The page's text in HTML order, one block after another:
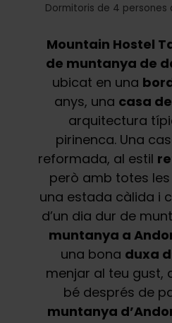
Dormitoris de 4 persones
Mountain Hostel
de muntanya de
ubicat en una
anys, una casa
arquitectura
pirinenca. Una
reformada, al estil
però amb totes
una estada càlida i
d’un dia dur de
muntanya a
una bona duxa
menjar al teu gust,
bé després de
muntanya